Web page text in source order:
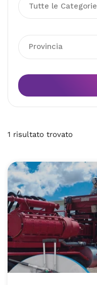
Tutte le Categorie
Provincia
1 risultato trovato